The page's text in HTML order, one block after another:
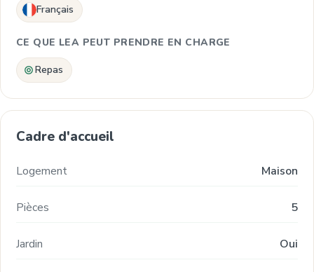
Français
CE QUE LEA PEUT PRENDRE EN CHARGE
Repas
Cadre d'accueil
Logement Maison
Pièces 5
Jardin Oui